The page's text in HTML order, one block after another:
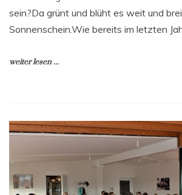
sein?Da grünt und blüht es weit und
Sonnenschein.Wie bereits im letzten
weiter lesen ...